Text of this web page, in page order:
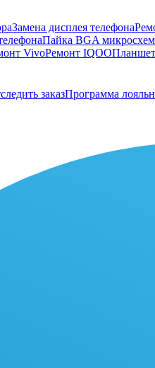
Замена дисплея телефона
Пайка BGA микросхем
VivoРемонт IQOO
заказПрограмма